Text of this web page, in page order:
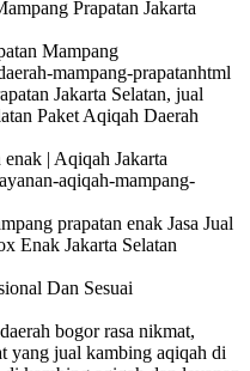
Prapatan Jakarta
Mampang
mampang-prapatanhtml
Jakarta Selatan, jual
Paket Aqiqah Daerah
| Aqiqah Jakarta
aqiqah-mampang-
prapatan enak Jasa Jual
Enak Jakarta Selatan
Dan Sesuai
bogor rasa nikmat,
yang jual kambing aqiqah di